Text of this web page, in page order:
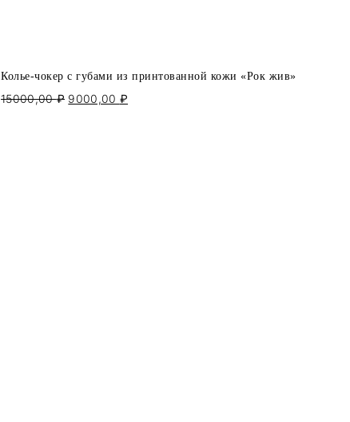
Колье-чокер с губами из принтованной кожи «Рок жив»
15000,00₽ Первоначальная
9000,00 ₽